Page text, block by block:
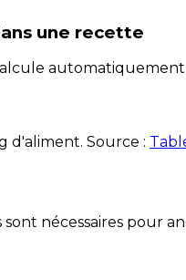
une recette
d'aliment. Source :
nécessaires pour